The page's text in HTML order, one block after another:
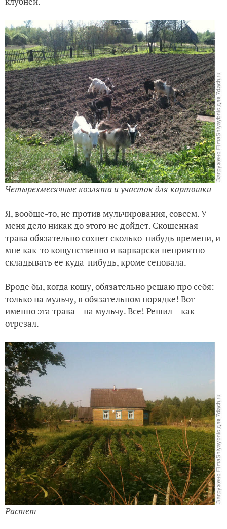
Четырехмесячные козлята и участок для картошки
Я, вообще-то, не против мульчирования, совсем. У
меня дело никак до этого не дойдет. Скошенная
трава обязательно сохнет сколько-нибудь времени, и
мне как-то кощунственно и варварски неприятно
складывать ее куда-нибудь, кроме сеновала.
Вроде бы, когда кошу, обязательно решаю про себя:
только на мульчу, в обязательном порядке! Вот
именно эта трава – на мульчу. Все! Решил – как
отрезал.
Растет